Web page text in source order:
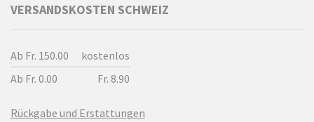
VERSANDSKOSTEN SCHWEIZ
Ab Fr. 150.00
kostenlos
Ab Fr. 0.00
Fr. 8.90
Rückgabe und Erstattungen